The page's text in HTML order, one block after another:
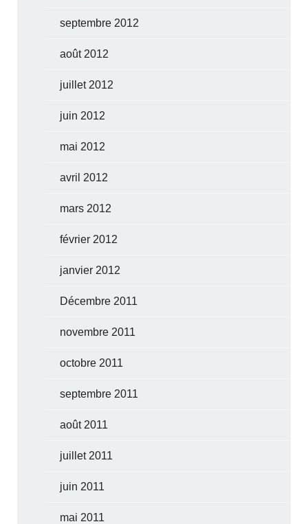
septembre 2012
août 2012
juillet 2012
juin 2012
mai 2012
avril 2012
mars 2012
février 2012
janvier 2012
Décembre 2011
novembre 2011
octobre 2011
septembre 2011
août 2011
juillet 2011
juin 2011
mai 2011